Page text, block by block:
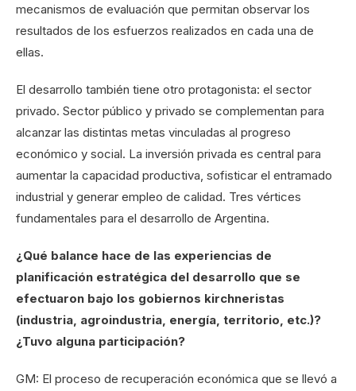
mecanismos de evaluación que permitan observar los
resultados de los esfuerzos realizados en cada una de
ellas.
El desarrollo también tiene otro protagonista: el sector
privado. Sector público y privado se complementan para
alcanzar las distintas metas vinculadas al progreso
económico y social. La inversión privada es central para
aumentar la capacidad productiva, sofisticar el entramado
industrial y generar empleo de calidad. Tres vértices
fundamentales para el desarrollo de Argentina.
¿Qué balance hace de las experiencias de
planificación estratégica del desarrollo que se
efectuaron bajo los gobiernos kirchneristas
(industria, agroindustria, energía, territorio, etc.)?
¿Tuvo alguna participación?
GM: El proceso de recuperación económica que se llevó a